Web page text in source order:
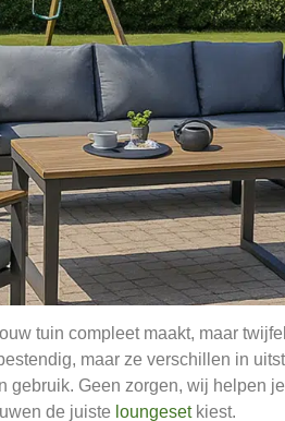
tuin compleet maakt, maar
maar ze verschillen in
gebruik. Geen zorgen, wij helpen
de juiste loungesetkiest.